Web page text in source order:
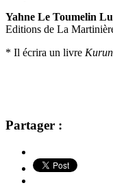
Yahne Le Toumelin
Editions de La
* Il écrira un livre
Partager :